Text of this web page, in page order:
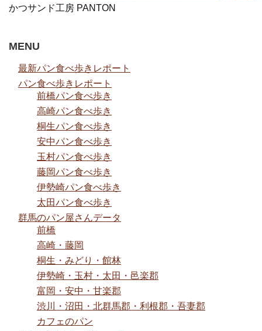
かつサンド工房 PANTON
MENU
最新パン食べ歩きレポート
パン食べ歩きレポート
前橋パン食べ歩き
高崎パン食べ歩き
桐生パン食べ歩き
安中パン食べ歩き
玉村パン食べ歩き
藤岡パン食べ歩き
伊勢崎パン食べ歩き
太田パン食べ歩き
群馬のパン屋さんデータ
前橋
高崎・藤岡
桐生・みどり・館林
伊勢崎・玉村・太田・邑楽郡
富岡・安中・甘楽郡
渋川・沼田・北群馬郡・利根郡・吾妻郡
カフェのパン